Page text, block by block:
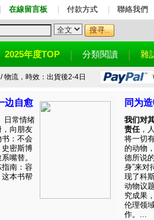
在線留言板 付款方式 聯絡我們
2025年度TOP 分類閱讀 雜
物流，時效：出貨後2-4日
边自愈
日常情绪
，向朋友
：不会
密斯博
嘴替。
南：容
本书帮
同为
我们对
责任，
将一切
的动物
德所说
身”来对
现了科
动物议
究成果
伦理领
作。...